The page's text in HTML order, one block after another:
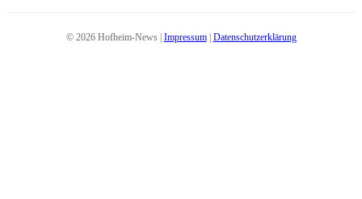
© 2026 Hofheim-News | Impressum| Datenschutzerklärung